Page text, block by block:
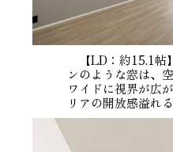
【LD：約15.1帖
ンのような窓は、
ワイドに視界が広
リアの開放感溢れ